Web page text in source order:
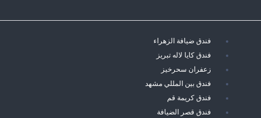
فندق ضيافة الزهراء
فندق كايا لاله تبريز
زعفران سحرخيز
فندق بين المللي مشهد
فندق كريمة قم
فندق قصر الضيافة